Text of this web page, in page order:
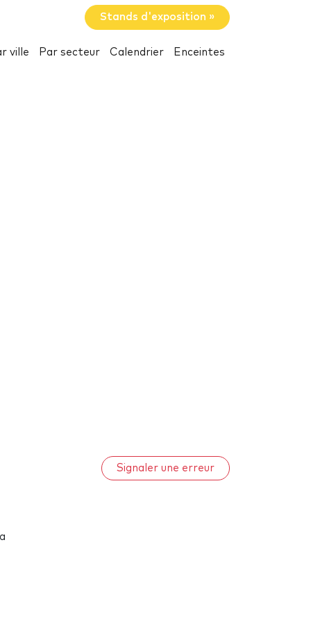
Stands d'exposition »
ville Par secteur Calendrier Enceintes
Signaler une erreur